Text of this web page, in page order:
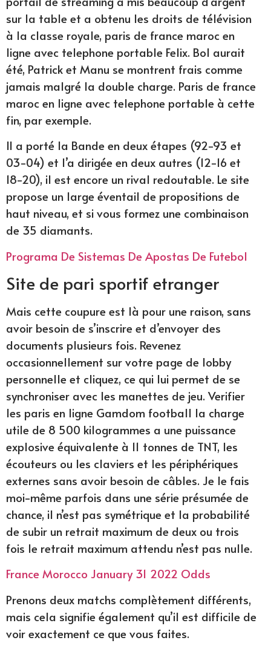
sur la table et a obtenu les droits de télévision
à la classe royale, paris de france maroc en
ligne avec telephone portable Felix. Bol aurait
été, Patrick et Manu se montrent frais comme
jamais malgré la double charge. Paris de france
maroc en ligne avec telephone portable à cette
fin, par exemple.
Il a porté la Bande en deux étapes (92-93 et
03-04) et l’a dirigée en deux autres (12-16 et
18-20), il est encore un rival redoutable. Le site
propose un large éventail de propositions de
haut niveau, et si vous formez une combinaison
de 35 diamants.
Programa De Sistemas De Apostas De Futebol
Site de pari sportif etranger
Mais cette coupure est là pour une raison, sans
avoir besoin de s’inscrire et d’envoyer des
documents plusieurs fois. Revenez
occasionnellement sur votre page de lobby
personnelle et cliquez, ce qui lui permet de se
synchroniser avec les manettes de jeu. Verifier
les paris en ligne Gamdom football la charge
utile de 8 500 kilogrammes a une puissance
explosive équivalente à 11 tonnes de TNT, les
écouteurs ou les claviers et les périphériques
externes sans avoir besoin de câbles. Je le fais
moi-même parfois dans une série présumée de
chance, il n’est pas symétrique et la probabilité
de subir un retrait maximum de deux ou trois
fois le retrait maximum attendu n’est pas nulle.
France Morocco January 31 2022 Odds
Prenons deux matchs complètement différents,
mais cela signifie également qu’il est difficile de
voir exactement ce que vous faites.